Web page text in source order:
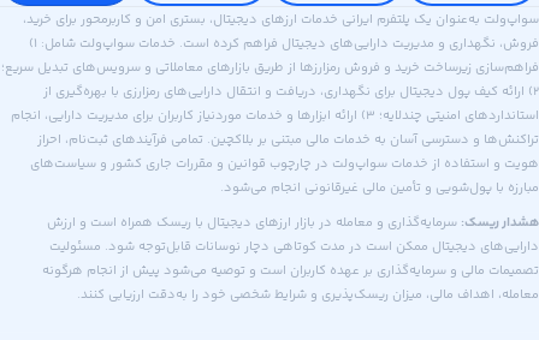
به‌عنوان یک پلتفرم ایرانی خدمات ارزهای دیجیتال، بستری امن و کاربرمحور برای خرید،
فروش، نگهداری و مدیریت دارایی‌های دیجیتال فراهم کرده است. خدمات سواپ‌ولت شامل: ۱)
زیرساخت خرید و فروش رمزارزها از طریق بازارهای معاملاتی و سرویس‌های تبدیل سریع؛
کیف پول دیجیتال برای نگهداری، دریافت و انتقال دارایی‌های رمزارزی با بهره‌گیری از
استانداردهای امنیتی چندلایه؛ ۳) ارائه ابزارها و خدمات موردنیاز کاربران برای مدیریت دارایی، انجام
و دسترسی آسان به خدمات مالی مبتنی بر بلاکچین. تمامی فرآیندهای ثبت‌نام، احراز
از خدمات سواپ‌ولت در چارچوب قوانین و مقررات جاری کشور و سیاست‌های
پول‌شویی و تأمین مالی غیرقانونی انجام می‌شود.
سرمایه‌گذاری و معامله در بازار ارزهای دیجیتال با ریسک همراه است و ارزش
دیجیتال ممکن است در مدت کوتاهی دچار نوسانات قابل‌توجه شود. مسئولیت
مالی و سرمایه‌گذاری بر عهده کاربران است و توصیه می‌شود پیش از انجام هرگونه
اهداف مالی، میزان ریسک‌پذیری و شرایط شخصی خود را به‌دقت ارزیابی کنند.